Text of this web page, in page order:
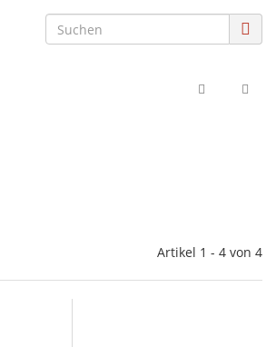
Artikel 1 - 4 von 4